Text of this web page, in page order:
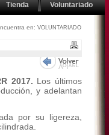
Tienda Voluntariado
en: VOLUNTARIADO
2017. Los últimos
y adelantan
por su ligereza,